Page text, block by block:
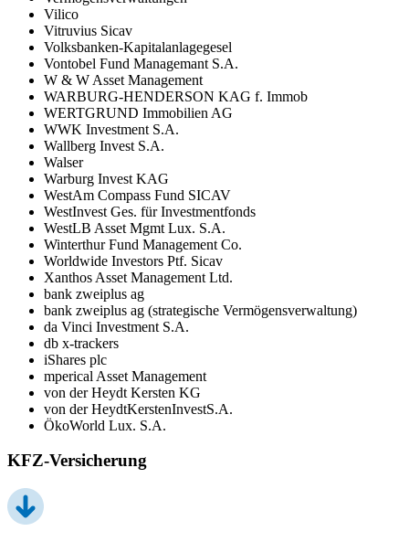
Vilico
Vitruvius Sicav
Volksbanken-Kapitalanlagegesel
Vontobel Fund Managemant S.A.
W & W Asset Management
WARBURG-HENDERSON KAG f. Immob
WERTGRUND Immobilien AG
WWK Investment S.A.
Wallberg Invest S.A.
Walser
Warburg Invest KAG
WestAm Compass Fund SICAV
WestInvest Ges. für Investmentfonds
WestLB Asset Mgmt Lux. S.A.
Winterthur Fund Management Co.
Worldwide Investors Ptf. Sicav
Xanthos Asset Management Ltd.
bank zweiplus ag
bank zweiplus ag (strategische Vermögensverwaltung)
da Vinci Investment S.A.
db x-trackers
iShares plc
mperical Asset Management
von der Heydt Kersten KG
von der HeydtKerstenInvestS.A.
ÖkoWorld Lux. S.A.
KFZ-Versicherung